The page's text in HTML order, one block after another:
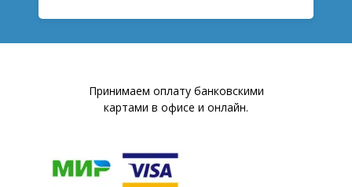
Принимаем оплату банковскими
картами в офисе и онлайн.